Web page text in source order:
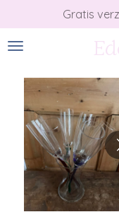
direct
naar
hoofdinhoud
Gratis